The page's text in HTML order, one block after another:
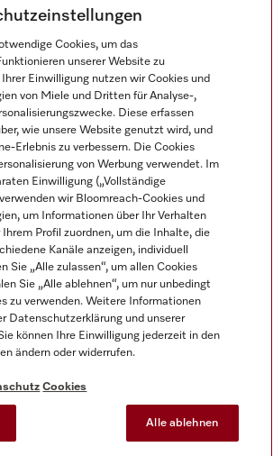
Dienste
auf Youtube
Cookies, um das
unserer Website zu
Einwilligung nutzen wir Cookies und
von Miele und Dritten für Analyse-,
Diese erfassen
wie unsere Website genutzt wird, und
Erlebnis zu verbessern. Die Cookies
von Werbung verwendet. Im
Einwilligung („Vollständige
wir Bloomreach-Cookies und
um Informationen über Ihr Verhalten
Ihrem Profil zuordnen, um die Inhalte, die
Kanäle anzeigen, individuell
Sie „Alle zulassen“, um allen Cookies
Sie „Alle ablehnen“, um nur unbedingt
zu verwenden. Weitere Informationen
Datenschutzerklärung und unserer
können Ihre Einwilligung jederzeit in den
ändern oder widerrufen.
Cookies
Alle ablehnen